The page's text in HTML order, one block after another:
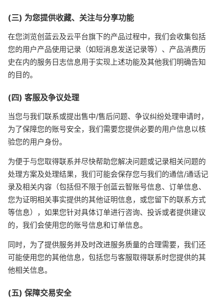
(三) 为您提供收藏、关注与分享功能
在您浏览创蓝云及云平台旗下的产品过程中，我们会收集包括
您的用户产品使用记录（如短消息发送记录等）、产品消费历
史在内的服务日志信息用于实现上述功能及其他我们明确告知
的目的。
(四) 客服及争议处理
当您与我们联系或提出售中/售后问题、争议纠纷处理申请时，
为了保障您的账号安全，我们需要您提供必要的用户信息以核
验您的用户身份。
为便于与您取得联系并尽快帮助您解决问题或记录相关问题的
处理方案及处理结果，我们可能会保存您与我们的通信/通话记
录及相关内容（包括但不限于创蓝云智账号信息、订单信息、
您为证明相关事实提供的其他证明信息，或您留下的联系方式
等信息），如果您针对具体订单进行咨询、投诉或者提供建议
的，我们会使用您的账号信息和订单信息。
同时，为了提供服务并及时改进服务质量的合理需要，我们还
可能使用您的其他信息，包括您与客服取得联系时您提供的其
他相关信息。
(五) 保障交易安全